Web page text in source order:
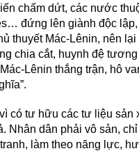
chấm dứt, các nước
đứng lên giành độc
thuyết Mác-Lênin, nên
chia cắt, huynh đệ
Lênin thắng trận, hô
có tư hữu các tư liệu sản
Nhân dân phải vô sản,
làm theo năng lực,